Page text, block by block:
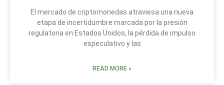
El mercado de criptomonedas atraviesa una nueva
etapa de incertidumbre marcada por la presión
regulatoria en Estados Unidos, la pérdida de impulso
especulativo y las
READ MORE »